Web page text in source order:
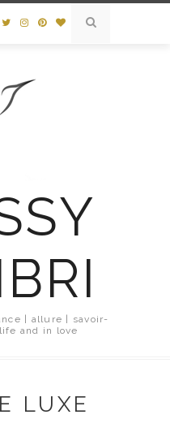
| allure | savoir-
and in love
LUXE